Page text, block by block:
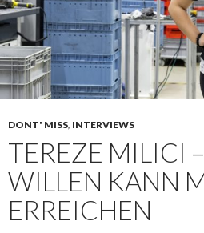
DONT' MISS, INTERVIEWS
TEREZE MILICI
WILLEN KANN
ERREICHEN